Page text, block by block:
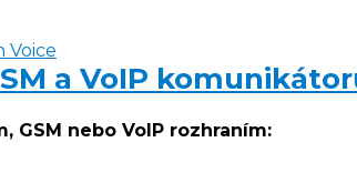
a VoIP
GSM nebo VoIP rozhraním: